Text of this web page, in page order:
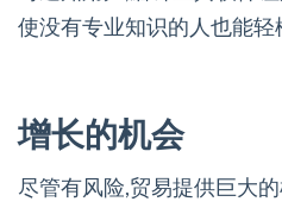
使没有专业知识的人也能轻
增长的机会
尽管有风险,贸易提供巨大